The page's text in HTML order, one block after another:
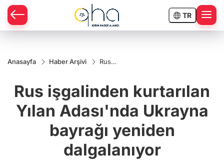
TR
Anasayfa Haber Arşivi
Rus
Yılan
Adası'nda
bayrağı
yeniden
dalgalanıyor
Rus işgalinden kurtarılan
Yılan Adası'nda Ukrayna
bayrağı yeniden
dalgalanıyor